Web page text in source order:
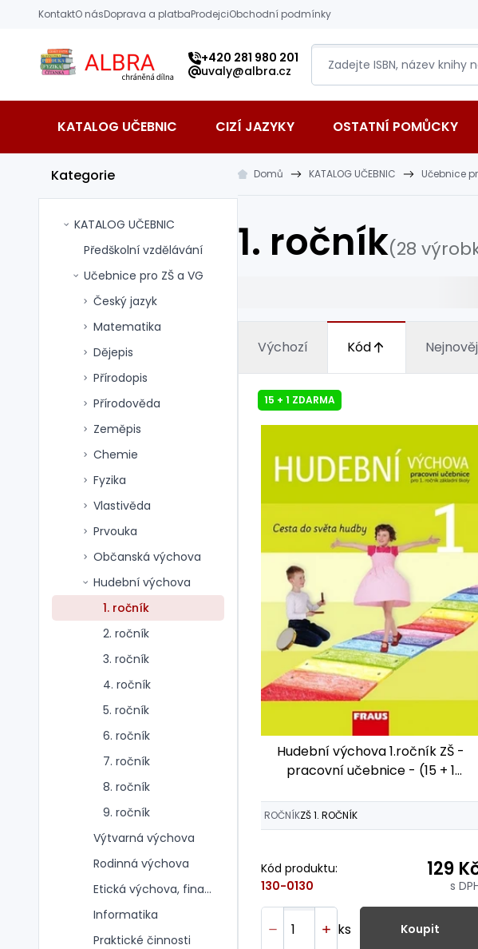
Přeskočit na hlavní obsah
KontaktO násDoprava a platbaProdejciObchodní podmínky
Albra s.r.o.
+420 281 980 201
uvaly@albra.cz
KATALOG UČEBNIC CIZÍ JAZYKY OSTATNÍ POMŮCKY
Kategorie
KATALOG UČEBNIC
Předškolní vzdělávání
Učebnice pro ZŠ a VG
Český jazyk
Matematika
Dějepis
Přírodopis
Přírodověda
Zeměpis
Chemie
Fyzika
Vlastivěda
Prvouka
Občanská výchova
Hudební výchova
1. ročník
2. ročník
3. ročník
4. ročník
5. ročník
6. ročník
7. ročník
8. ročník
9. ročník
Výtvarná výchova
Rodinná výchova
Etická výchova, finanční gramotnost
Informatika
Praktické činnosti
Domů KATALOG UČEBNIC Učebnice
1. ročník(28
Výchozí Kód
15 + 1 ZDARMA
Hudební výchova 1.ročník ZŠ -
pracovní učebnice - (15 + 1
ROČNÍKZŠ 1. ROČNÍK
Kód produktu:
130-0130
129
s
ks Koupit